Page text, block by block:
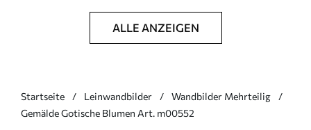
ALLE ANZEIGEN
Startseite Leinwandbilder
Wandbilder Mehrteilig
Gemälde Gotische Blumen Art. m00552